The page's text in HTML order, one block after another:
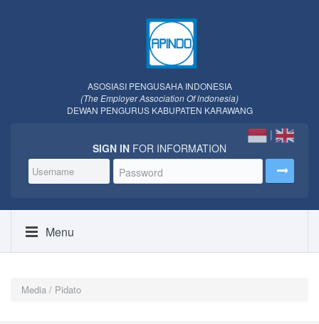
ASOSIASI PENGUSAHA INDONESIA
(The Employer Association Of lndonesia)
DEWAN PENGURUS KABUPATEN KARAWANG
|
SIGN IN FOR INFORMATION
Menu
Media / Pidato